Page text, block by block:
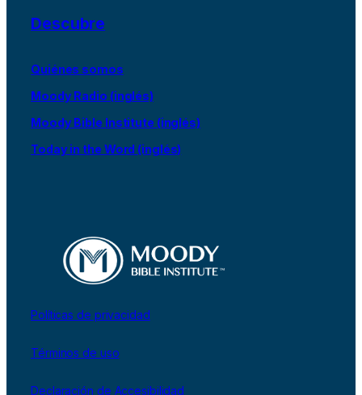
Descubre
Quiénes somos
Moody Radio (inglés)
Moody Bible Institute (inglés)
Today in the Word (inglés)
Políticas de privacidad
Términos de uso
Declaración de Accesibilidad